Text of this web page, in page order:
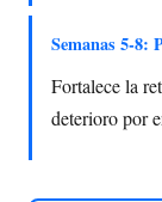
Semanas 5-8:
Fortalece la
deterioro por